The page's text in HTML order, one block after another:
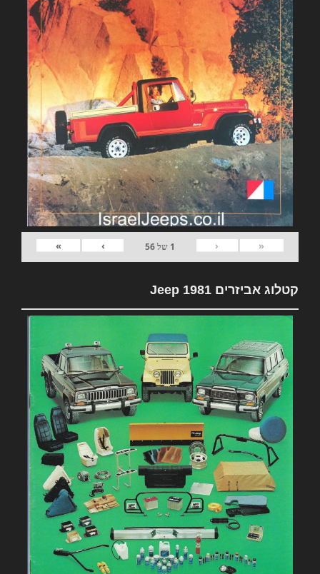
«
‹
1 של56
›
»
קטלוג אביזרים 1981 Jeep